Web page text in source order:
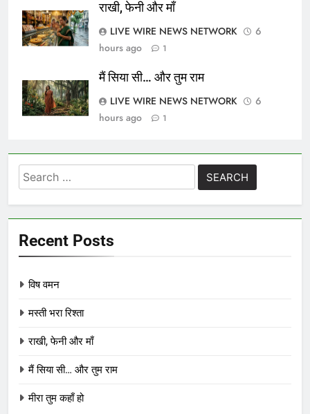
राखी, फेनी और माँ
LIVE WIRE NEWS NETWORK
6
hours ago
1
मैं सिया सी… और तुम राम
LIVE WIRE NEWS NETWORK
6
hours ago
1
Search
for:
Recent Posts
विष वमन
मस्ती भरा रिश्ता
राखी, फेनी और माँ
मैं सिया सी… और तुम राम
मीरा तुम कहाँ हो